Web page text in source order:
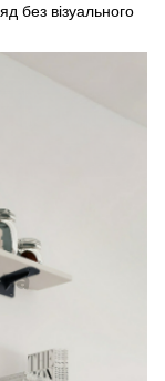
без візуального